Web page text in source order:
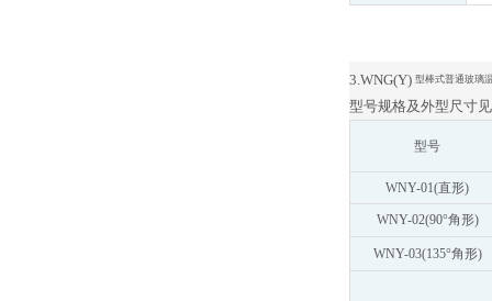
3.WNG(Y) 型棒式普通玻璃
型号规格及外型尺寸
型号
WNY-01(直形)
WNY-02(90°角形)
WNY-03(135°角形)